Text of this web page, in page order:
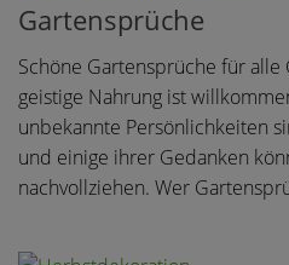
Gartensprüche
Schöne Gartensprüche für
geistige Nahrung ist
unbekannte Persönlichkeiten
und einige ihrer Gedanken
nachvollziehen. Wer